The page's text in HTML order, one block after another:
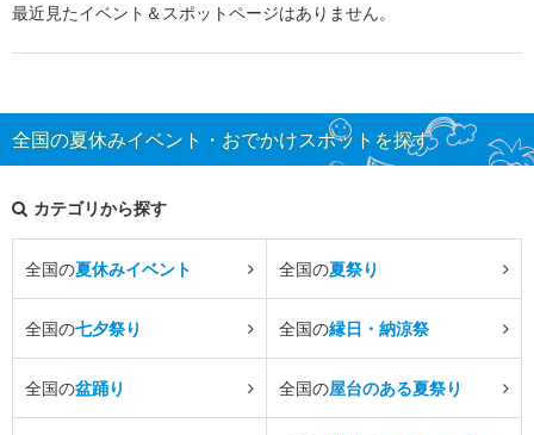
最近見たイベント＆スポットページはありません。
全国の夏休みイベント・おでかけスポットを探す
カテゴリから探す
全国の夏休みイベント 全国の夏祭り
全国の七夕祭り 全国の縁日・納涼祭
全国の盆踊り 全国の屋台のある夏祭り